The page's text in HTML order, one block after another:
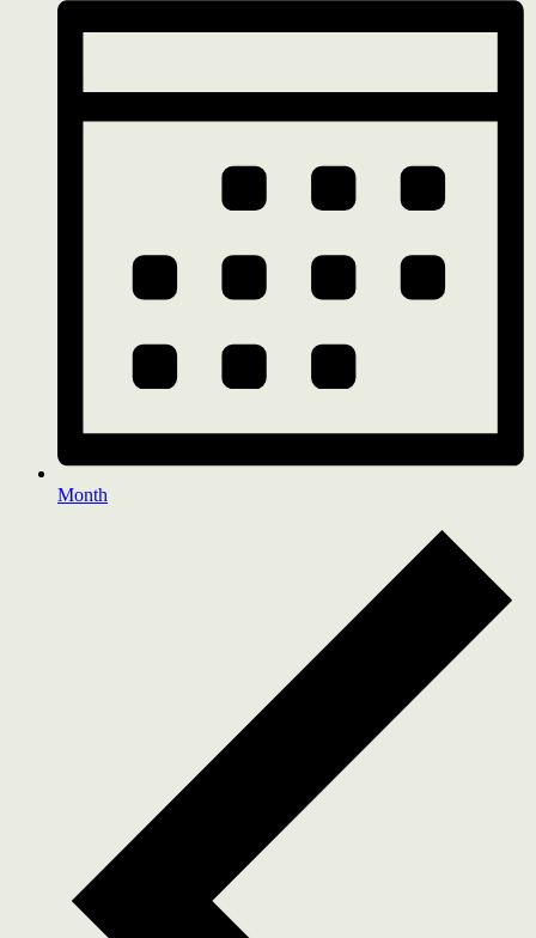
Month